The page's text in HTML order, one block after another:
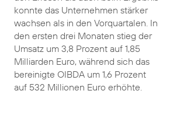
konnte das Unternehmen stärker
wachsen als in den Vorquartalen. In
den ersten drei Monaten stieg der
Umsatz um 3,8 Prozent auf 1,85
Milliarden Euro, während sich das
bereinigte OIBDA um 1,6 Prozent
auf 532 Millionen Euro erhöhte.